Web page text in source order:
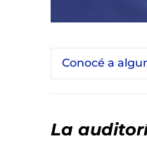
Conocé a
La